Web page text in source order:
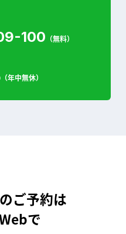
100 （無料）
年中無休）
ご予約は
で